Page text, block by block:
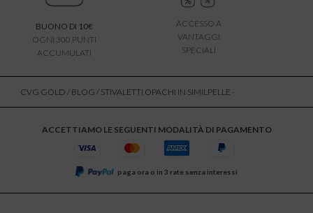
BUONO DI 10€
OGNI 300 PUNTI
ACCUMULATI
ACCESSO A
VANTAGGI
SPECIALI
CVG GOLD / BLOG / STIVALETTI OPACHI IN SIMILPELLE -
ACCETTIAMO LE SEGUENTI MODALITÀ DI PAGAMENTO
paga ora o in 3 rate senza interessi